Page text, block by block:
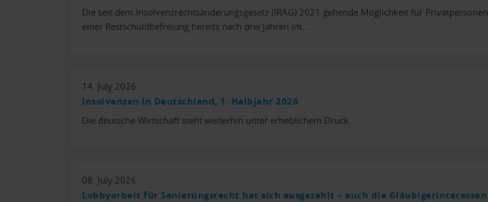
Die seit dem Insolvenzrechtsänderungsgesetz (IRÄG) 2021 geltende Möglichkeit für Privatpersonen
einer Restschuldbefreiung bereits nach drei Jahren im…
14. July 2026
Insolvenzen in Deutschland, 1. Halbjahr 2026
Die deutsche Wirtschaft steht weiterhin unter erheblichem Druck.
08. July 2026
Lobbyarbeit für Sanierungsrecht hat sich ausgezahlt – auch die Gläubigerinteressen